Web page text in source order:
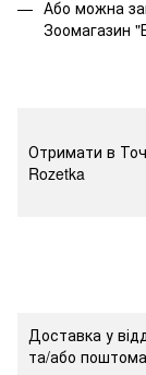
Або можна
Зоомагазин
Отримати в
Rozetka
Доставка у
та/або